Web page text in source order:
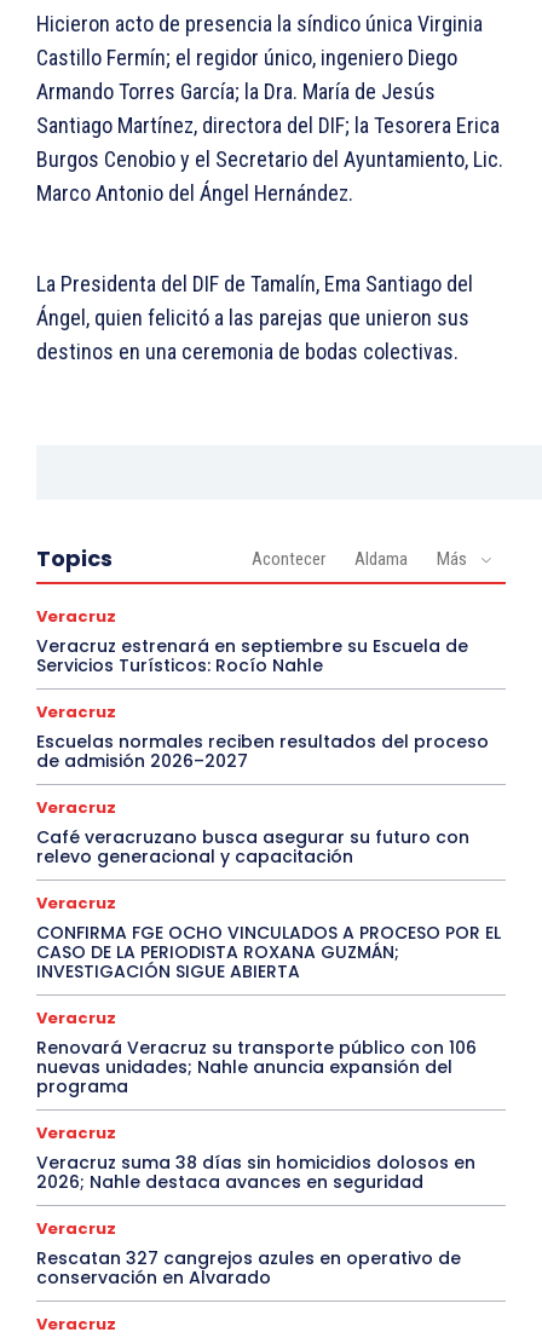
Hicieron acto de presencia la síndico única Virginia
Castillo Fermín; el regidor único, ingeniero Diego
Armando Torres García; la Dra. María de Jesús
Santiago Martínez, directora del DIF; la Tesorera Erica
Burgos Cenobio y el Secretario del Ayuntamiento, Lic.
Marco Antonio del Ángel Hernández.
La Presidenta del DIF de Tamalín, Ema Santiago del
Ángel, quien felicitó a las parejas que unieron sus
destinos en una ceremonia de bodas colectivas.
Topics Acontecer Aldama Más
Veracruz
Veracruz estrenará en septiembre su Escuela de
Servicios Turísticos: Rocío Nahle
Veracruz
Escuelas normales reciben resultados del proceso
de admisión 2026–2027
Veracruz
Café veracruzano busca asegurar su futuro con
relevo generacional y capacitación
Veracruz
CONFIRMA FGE OCHO VINCULADOS A PROCESO POR EL
CASO DE LA PERIODISTA ROXANA GUZMÁN;
INVESTIGACIÓN SIGUE ABIERTA
Veracruz
Renovará Veracruz su transporte público con 106
nuevas unidades; Nahle anuncia expansión del
programa
Veracruz
Veracruz suma 38 días sin homicidios dolosos en
2026; Nahle destaca avances en seguridad
Veracruz
Rescatan 327 cangrejos azules en operativo de
conservación en Alvarado
Veracruz